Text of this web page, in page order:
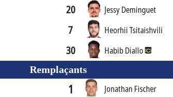
20 Jessy Deminguet
7 Heorhii Tsitaishvili
30
Habib Diallo
Remplaçants
1 Jonathan Fischer